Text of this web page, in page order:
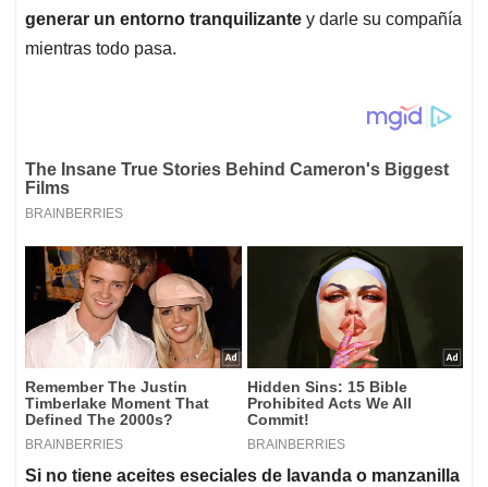
generar un entorno tranquilizante y darle su compañía
mientras todo pasa.
Si no tiene aceites eseciales de lavanda o manzanilla